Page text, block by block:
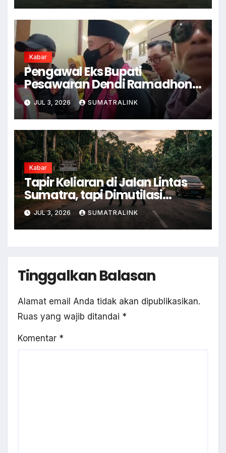
Kabar
Pengawal Eks Bupati
Pesawaran Dendi Ramadhona
Pukul Kamera Wartawan
JUL 3, 2026 SUMATRALINK
Kabar
Tapir Keliaran di Jalan Lintas
Sumatra, tapi Dimutilasi
Warga
JUL 3, 2026 SUMATRALINK
Tinggalkan Balasan
Alamat email Anda tidak akan dipublikasikan.
Ruas yang wajib ditandai *
Komentar *